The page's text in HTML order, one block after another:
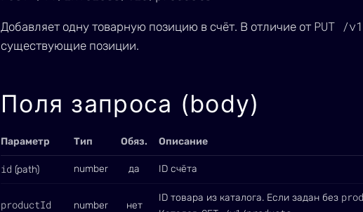
Добавляет одну товарную позицию в счёт. В отличие от PUT /
существующие позиции.
Поля запроса (body)
Параметр Тип Обяз. Описание
id (path) number да ID счёта
productId number нет
ID товара из каталога. Если задан без